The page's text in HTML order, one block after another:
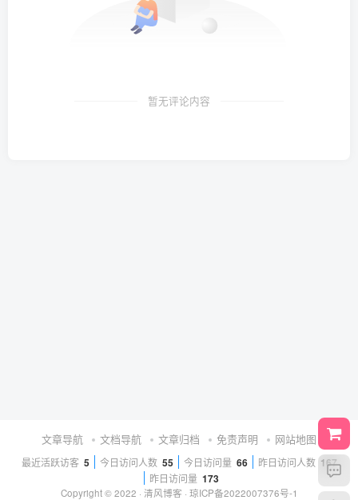
暂无评论内容
文章导航 文档导航 文章归档 免责声明 网站地图
最近活跃访客 5 今日访问人数 55 今日访问量 66 昨日访问人数 167
昨日访问量 173
Copyright © 2022 · 清风博客 · 琼ICP备2022007376号-1